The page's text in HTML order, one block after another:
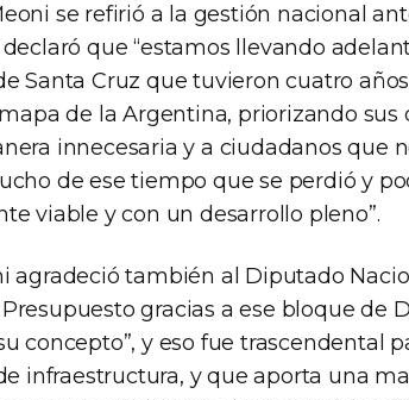
se refirió a la gestión nacional
que “estamos llevando
Santa Cruz que tuvieron cuatro
de la Argentina, priorizando
innecesaria y a ciudadanos que
de ese tiempo que se perdió y
viable y con un desarrollo pleno”.
agradeció también al Diputado
gracias a ese bloque de
concepto”, y eso fue trascendental
infraestructura, y que aporta una